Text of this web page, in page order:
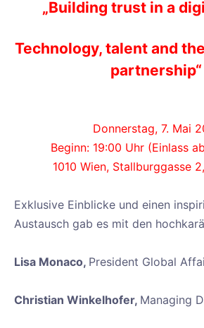
„Building trust in a
Technology, talent and
partnership“
Donnerstag, 7. Mai
Beginn: 19:00 Uhr (Einlass
1010 Wien, Stallburggasse
Exklusive Einblicke und einen
Austausch gab es mit den
Lisa Monaco, President Global
Christian Winkelhofer, Managing